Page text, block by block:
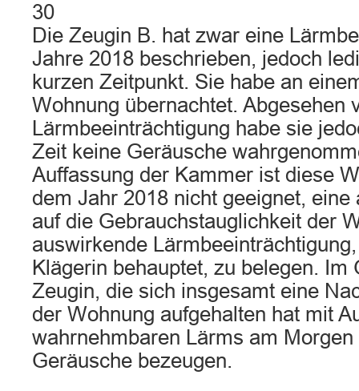
30
Die Zeugin B. hat zwar eine
Jahre 2018 beschrieben, jedoch
kurzen Zeitpunkt. Sie habe an
Wohnung übernachtet. Abgesehen
Lärmbeeinträchtigung habe sie
Zeit keine Geräusche
Auffassung der Kammer ist diese
dem Jahr 2018 nicht geeignet, eine
auf die Gebrauchstauglichkeit der
auswirkende
Klägerin behauptet, zu belegen. Im
Zeugin, die sich insgesamt eine
der Wohnung aufgehalten hat mit
wahrnehmbaren Lärms am
Geräusche bezeugen.